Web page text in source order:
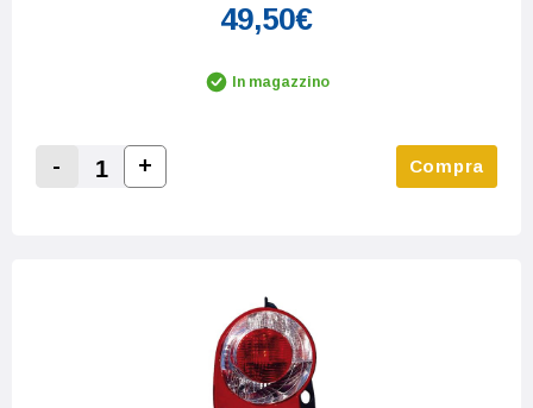
49,50€
In magazzino
Decrease Quantity:
-
Increase Quantity:
+ Compra